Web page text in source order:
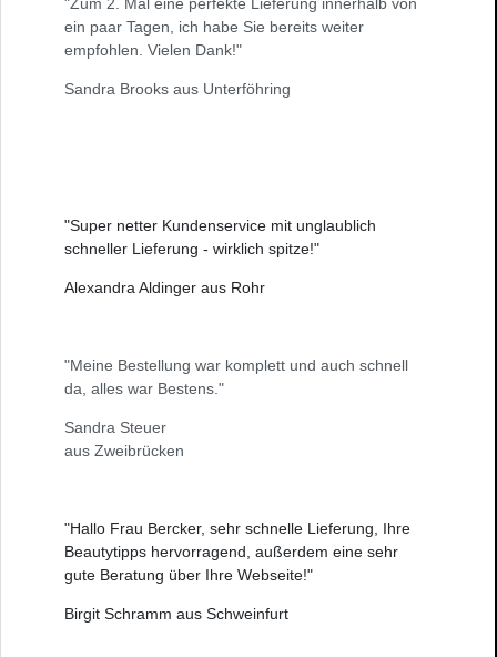
ein paar Tagen, ich habe Sie bereits weiter
empfohlen. Vielen Dank!"
Sandra Brooks aus Unterföhring
"Super netter Kundenservice mit unglaublich
schneller Lieferung - wirklich spitze!"
Alexandra Aldinger aus Rohr
"Meine Bestellung war komplett und auch schnell
da, alles war Bestens."
Sandra Steuer
aus Zweibrücken
"Hallo Frau Bercker, sehr schnelle Lieferung, Ihre
Beautytipps hervorragend, außerdem eine sehr
gute Beratung über Ihre Webseite!"
Birgit Schramm aus Schweinfurt